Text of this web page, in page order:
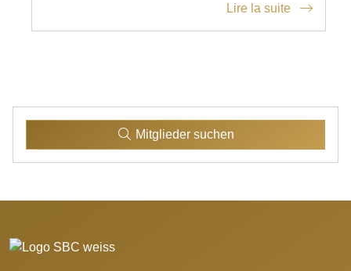
Lire la suite
Mitglieder suchen